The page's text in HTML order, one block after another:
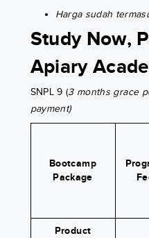
Harga sudah
Study Now,
Apiary
SNPL 9 (3 months grace
payment)
Bootcamp
Package
Product